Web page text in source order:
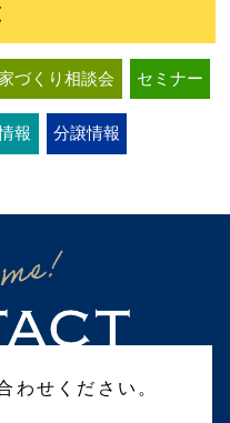
づくり相談会 セミナー
報 分譲情報
わせください。